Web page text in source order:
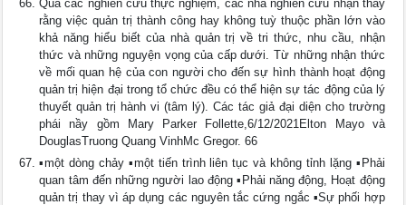
Qua các nghiên cứu thực nghiệm, các nhà nghiên cứu nhận thấy
rằng việc quản trị thành công hay không tuỳ thuộc phần lớn vào
khả năng hiểu biết của nhà quản trị về tri thức, nhu cầu, nhận
thức và những nguyện vọng của cấp dưới. Từ những nhận thức
về mối quan hệ của con người cho đến sự hình thành hoạt động
quản trị hiện đại trong tổ chức đều có thể hiện sự tác động của lý
thuyết quản trị hành vi (tâm lý). Các tác giả đại diện cho trường
phái nầy gồm Mary Parker Follette,6/12/2021Elton Mayo và
DouglasTruong Quang VinhMc Gregor. 66
▪một dòng chảy ▪một tiến trình liên tục và không tỉnh lặng ▪Phải
quan tâm đến những người lao động ▪Phải năng động, Hoạt động
quản trị thay vì áp dụng các nguyên tắc cứng ngắc ▪Sự phối hợp